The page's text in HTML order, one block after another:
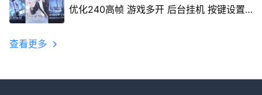
优化240高帧 游戏多开 后台挂机 按键设置
查看更多